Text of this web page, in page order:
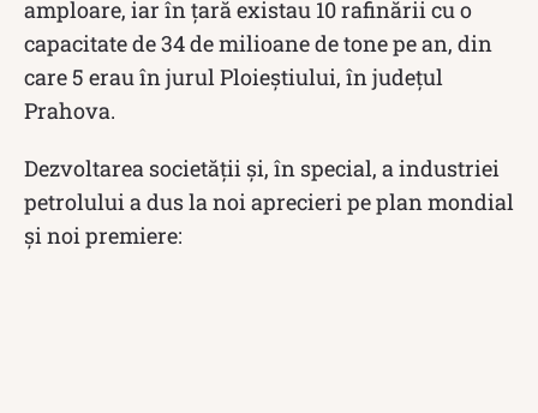
amploare, iar în ţară existau 10 rafinării cu o
capacitate de 34 de milioane de tone pe an, din
care 5 erau în jurul Ploieştiului, în judeţul
Prahova.
Dezvoltarea societății și, în special, a industriei
petrolului a dus la noi aprecieri pe plan mondial
și noi premiere: